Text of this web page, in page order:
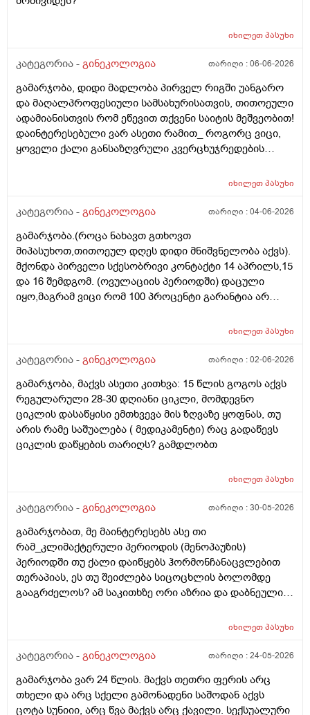
იხილეთპასუხი
კატეგორია - გინეკოლოგია თარიღი :06-06-2026
გამარჯობა, დიდი მადლობა პირველ რიგში უანგარო
და მაღალპროფესიული სამსახურისათვის, თითოეული
ადამიანისთვის რომ ეწევით თქვენი საიტის მეშვეობით!
დაინტერესებული ვარ ასეთი რამით_ როგორც ვიცი,
ყოველი ქალი განსაზღვრული კვერცხუჯრედების
თითოელისთვის, ეს რიცხვი ინდივიდუალურია? რაზეა
(ჩვილობიდან) რომელ პროცესებზე? ქალის
რომ დავუშვათ, ზოგიერთ ქალბატონს მეტი
რაოდენობა აქვთ მათ ორგანიზმში
კვერცხუჯრედებისა, დაბადების პროცესიდან და ზოგს
კი მცირე? მადლობთ!
იხილეთპასუხი
კატეგორია - გინეკოლოგია თარიღი :04-06-2026
გამარჯობა.(როცა ნახავთ გთხოვთ
მიპასუხოთ,თითოეულ დღეს დიდი მნიშვნელობა აქვს).
მქონდა პირველი სქესობრივი კონტაქტი 14 აპრილს,15
და 16 შემდგომ. (ოვულაციის პერიოდში) დაცული
იყო,მაგრამ ვიცი რომ 100 პროცენტი გარანტია არ
ვფოქრობ რადგანაც Implantation bleeding არსებობს და
ჩვეულებრივ 3-4 დღე,მაგრამ ადრე
მალევე ვირუსი შემხვდა,სიცხე,გულისრევის
შეგრძნებაც მქონდა. მალევე გავიკეთე
ტესტი,უარყოფითი იყო. ეგ უცნაური შეგრძნება
რამოდენიმე დღე მქონდა. ახლა მენტრუაციას
ველოდები,მაგრამ არ მომივიდა,შუალედი 28-32 დღე
მოქმედებსო,2 კვირის წინ სხვა ქალაქში გავემგვაზრე
გავიკეთე ისევ უარყოფითია. შემდეგი 1 კვირის
განმავლობაში ვერ ვახერხებ მისვლას ექიმთან. არის
რაიმე შანსი ფეხმძიმობის? აზრი აქვს განმეორებით
ტესტს? მენტრუაცია რეგულარული მქონდა ხოლმე28-
30 დღე შუალედი.
იხილეთპასუხი
კატეგორია - გინეკოლოგია თარიღი :02-06-2026
გამარჯობა, მაქვს ასეთი კითხვა: 15 წლის გოგოს აქვს
რეგულარული 28-30 დღიანი ციკლი, მომდევნო
ციკლის დასაწყისი ემთხვევა მის ზღვაზე ყოფნას, თუ
არის რამე საშუალება ( მედიკამენტი) რაც გადაწევს
ციკლის დაწყების თარიღს? გამდლობთ
იხილეთპასუხი
კატეგორია - გინეკოლოგია თარიღი :30-05-2026
გამარჯობათ, მე მაინტერესებს ასე თი
რამ_კლიმაქტერული პერიოდის (მენოპაუზის)
პერიოდში თუ ქალი დაიწყებს ჰორმონჩანაცვლებით
თერაპიას, ეს თუ შეიძლება სიცოცხლის ბოლომდე
გააგრძელოს? ამ საკითხზე ორი აზრია და დაბნეული
ჰორმონჩანაცვლებითი თერაპია (სიცოცხლის
დაავადებებსა და ალცჰაიმერის რისკს უმცირებს და
სიმსივნურ პროცესებს უწყობს ხელს (საშვილოსნო,
საკვერცხეები და უპირველესად, მკერდი). თუ
იხილეთპასუხი
კატეგორია - გინეკოლოგია თარიღი :24-05-2026
გამარჯობა ვარ 24 წლის. მაქვს თეთრი ფერის არც
თხელი და არც სქელი გამონადენი საშოდან აქვს
ცოტა სუნიიი, არც წვა მაქვს არც ქავილი. სექსუალური